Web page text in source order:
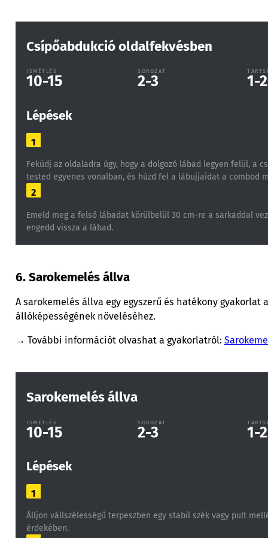
Csípőabdukció oldalfekvésben
ISMÉTLÉS
10-15
SOROZAT
2-3 1-2
Lépések
1
Feküdj az oldaladra úgy, hogy a dolgozó lábad legyen felül, a
tested egyenes vonalban, és húzd fel a lábujjaidat a combod
2
Emeld meg a felső lábadat körülbelül 30 cm-re a sarkaddal
engedd vissza a lábad.
6. Sarokemelés állva
A sarokemelés állva egy egyszerű és hatékony
állóképességének növeléséhez.
→ További információt olvashat a gyakorlatról:
Sarokemelés állva
ISMÉTLÉS
10-15
SOROZAT
2-3 1-2
Lépések
1
Álljon vállszélességű terpeszben egy stabil szék vagy pult
érdekében.